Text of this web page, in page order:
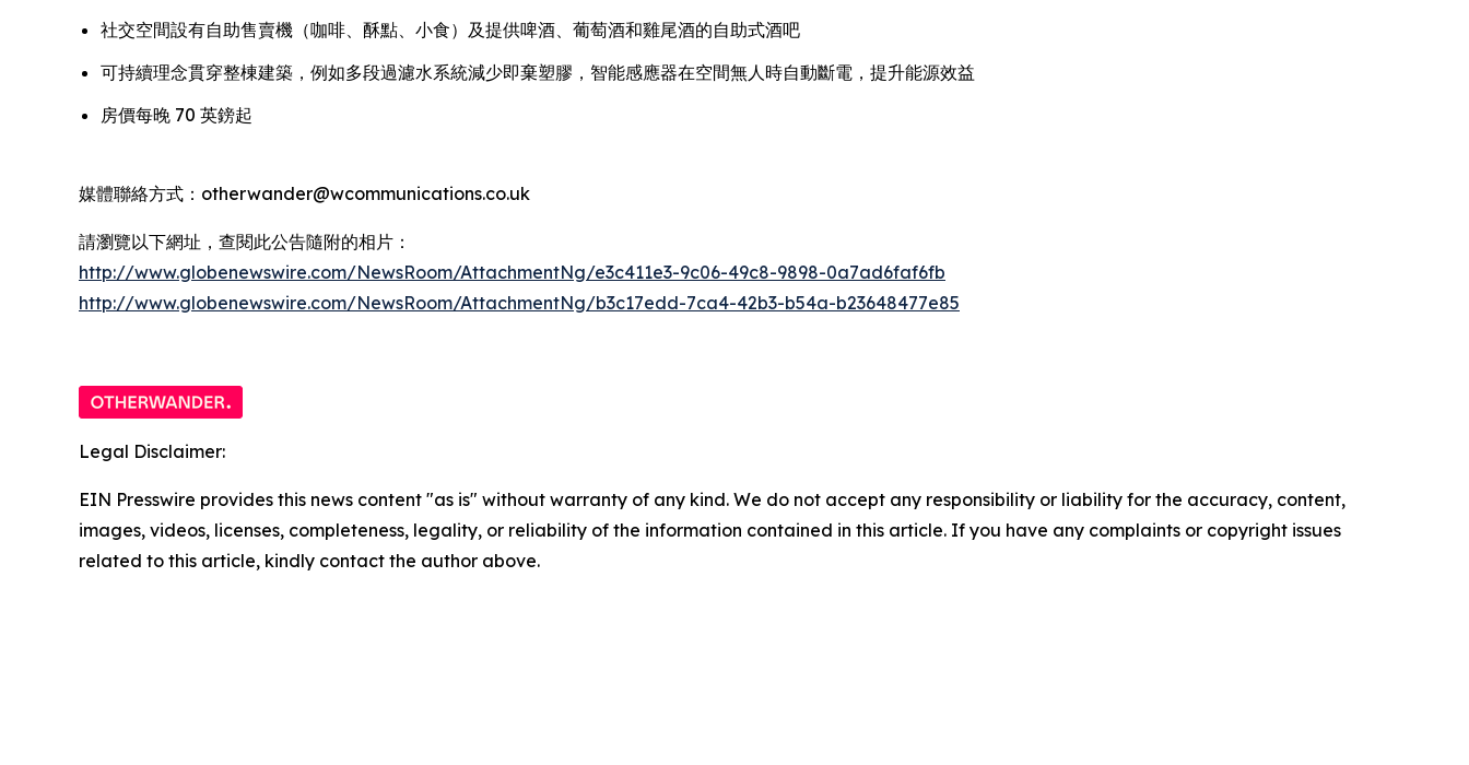
社交空間設有自助售賣機（咖啡、酥點、小食）及提供啤酒、葡萄酒和雞尾酒的自助式酒吧
可持續理念貫穿整棟建築，例如多段過濾水系統減少即棄塑膠，智能感應器在空間無人時自動斷電，提升能源效益
房價每晚 70 英鎊起
媒體聯絡方式：otherwander@wcommunications.co.uk
請瀏覽以下網址，查閱此公告隨附的相片：
http://www.globenewswire.com/NewsRoom/AttachmentNg/e3c411e3-9c06-49c8-9898-0a7ad6faf6fb
http://www.globenewswire.com/NewsRoom/AttachmentNg/b3c17edd-7ca4-42b3-b54a-b23648477e85
Legal Disclaimer:
EIN Presswire provides this news content "as is" without warranty of any kind. We do not accept any responsibility or liability for the accuracy, content,
images, videos, licenses, completeness, legality, or reliability of the information contained in this article. If you have any complaints or copyright issues
related to this article, kindly contact the author above.